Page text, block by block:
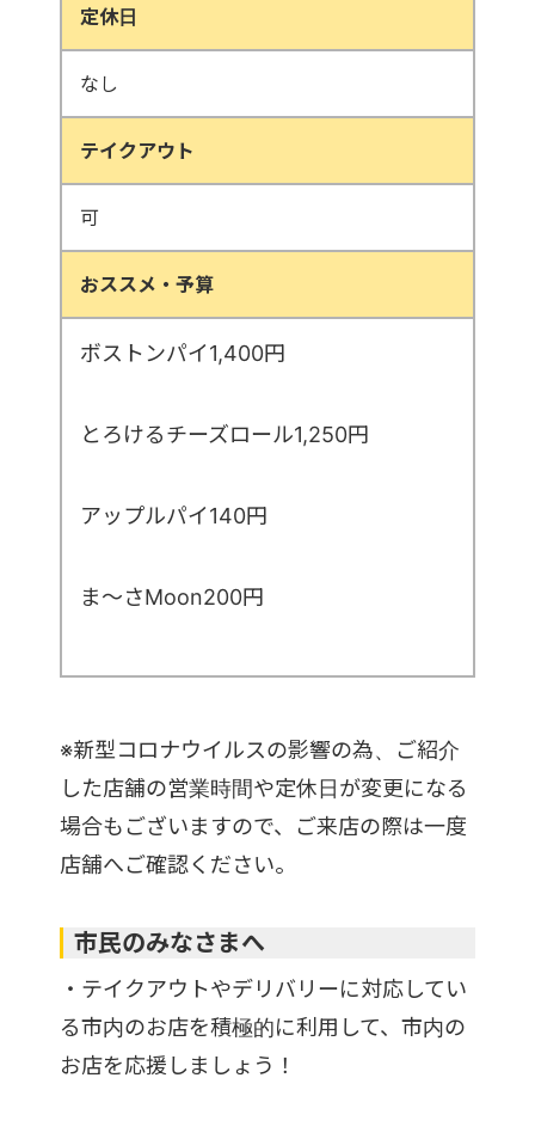
定休日
なし
テイクアウト
可
おススメ・予算
ボストンパイ1,400円
とろけるチーズロール1,250円
アップルパイ140円
ま～さMoon200円
※新型コロナウイルスの影響の為、ご紹介
した店舗の営業時間や定休日が変更になる
場合もございますので、ご来店の際は一度
店舗へご確認ください。
市民のみなさまへ
・テイクアウトやデリバリーに対応してい
る市内のお店を積極的に利用して、市内の
お店を応援しましょう！